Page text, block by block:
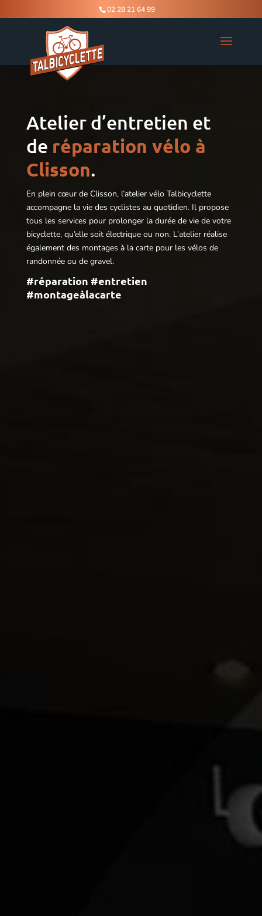
02 28 21 64 99
Atelier d’entretien et
de réparation vélo à
Clisson.
En plein cœur de Clisson, l’atelier vélo Talbicyclette
accompagne la vie des cyclistes au quotidien. Il propose
tous les services pour prolonger la durée de vie de votre
bicyclette, qu’elle soit électrique ou non. L’atelier réalise
également des montages à la carte pour les vélos de
randonnée ou de gravel.
#réparation #entretien
#montageàlacarte